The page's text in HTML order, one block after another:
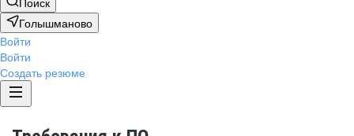
Голышманово
Войти
Войти
Создать резюме